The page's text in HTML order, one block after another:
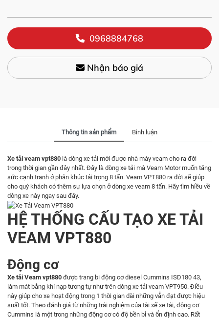
0968884768
Nhận báo giá
Thông tin sản phẩm Bình luận
Xe tải veam vpt880 là dòng xe tải mới được nhà máy veam cho ra đời
trong thời gian gần đây nhất. Đây là dòng xe tải mà Veam Motor muốn tăng
sức cạnh tranh ở phân khúc tải trọng 8 tấn. Veam VPT880 ra đời sẽ giúp
cho quý khách có thêm sự lựa chọn ở dòng xe veam 8 tấn. Hãy tìm hiều về
dòng xe này ngay sau đây.
HỆ THỐNG CẤU TẠO XE TẢI
VEAM VPT880
Động cơ
Xe tải Veam vpt880 được trang bị động cơ diesel Cummins ISD180 43,
làm mát bằng khí nạp tương tự như trên dòng xe tải veam VPT950. Điều
này giúp cho xe hoạt động trong 1 thời gian dài những vẫn đạt được hiệu
suất tốt. Theo đánh giá từ những trải nghiệm của tài xế xe tải, động cơ
Cummins là một trong những động cơ có độ bền bỉ và ổn định cao. Rất